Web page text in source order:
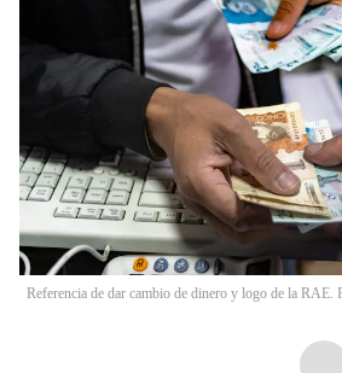
Referencia de dar cambio de dinero y logo de la RAE.